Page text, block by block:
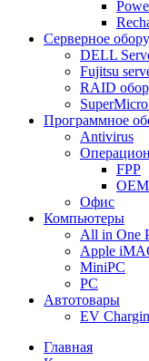
Серверное
DELL
Fujitsu
RAID
Программное
Antivirus
FPP
OEM
Офис
Компьютеры
All in One
Apple
MiniPC
PC
Автотовары
EV
Главная